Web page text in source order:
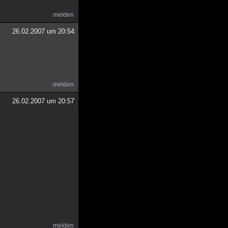
melden
26.02.2007 um 20:54
melden
26.02.2007 um 20:57
melden